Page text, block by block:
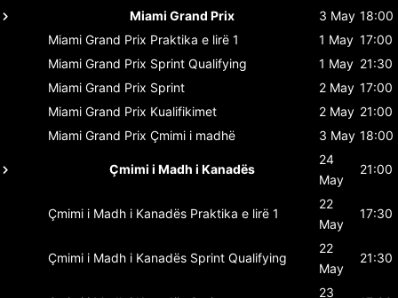
Miami Grand Prix 3 May 18:00
Miami Grand Prix Praktika e lirë 1 1 May 17:00
Miami Grand Prix Sprint Qualifying 1 May 21:30
Miami Grand Prix Sprint 2 May 17:00
Miami Grand Prix Kualifikimet 2 May 21:00
Miami Grand Prix Çmimi i madhë 3 May 18:00
Çmimi i Madh i Kanadës
24
May
21:00
Çmimi i Madh i Kanadës Praktika e lirë 1
22
May
17:30
Çmimi i Madh i Kanadës Sprint Qualifying
22
May
21:30
23